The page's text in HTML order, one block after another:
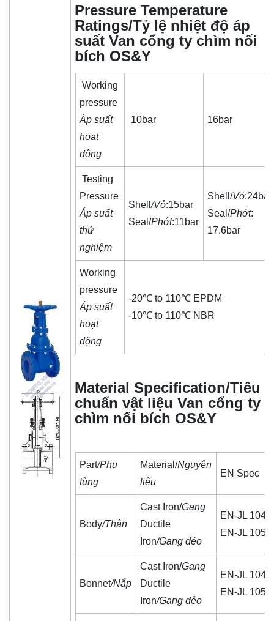
Pressure Temperature
Ratings/Tỷ lệ nhiệt độ áp
suất Van cổng ty chìm nối
bích OS&Y
Working
pressure
Áp suất
hoạt
động
10bar 16bar
Testing
Pressure
Áp suất
thử
nghiệm
Shell/Vỏ:15bar
Seal/Phớt:11bar
Shell/Vỏ:24bar
Seal/Phớt:
17.6bar
Working
pressure
Áp suất
hoạt
động
-20℃ to 110℃ EPDM
-10℃ to 110℃ NBR
Material Specification/Tiêu
chuẩn vật liệu Van cổng ty
chìm nối bích OS&Y
Part/Phụ
tùng
Material/Nguyên
liệu
EN Spec
Body/Thân
Cast Iron/Gang
Ductile
Iron/Gang dẻo
EN-JL 1040
EN-JL 1050
Bonnet/Nắp
Cast Iron/Gang
Ductile
Iron/Gang dẻo
EN-JL 1040
EN-JL 1050